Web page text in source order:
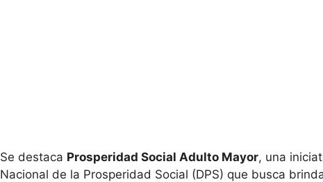
Se destaca Prosperidad Social Adulto Mayor, una
Nacional de la Prosperidad Social (DPS) que busca